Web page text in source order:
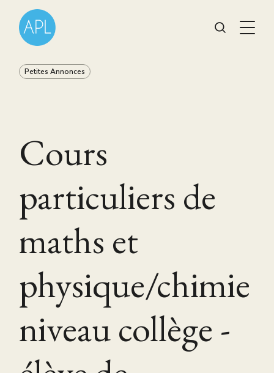
Petites Annonces
Cours
particuliers de
maths et
physique/chimie
niveau collège -